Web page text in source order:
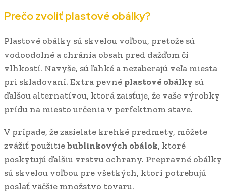
Prečo zvoliť plastové obálky?
Plastové obálky sú skvelou voľbou, pretože sú
vodoodolné a chránia obsah pred dažďom či
vlhkostí. Navyše, sú ľahké a nezaberajú veľa miesta
pri skladovaní. Extra pevné plastové obálky sú
ďalšou alternatívou, ktorá zaisťuje, že vaše výrobky
prídu na miesto určenia v perfektnom stave.
V prípade, že zasielate krehké predmety, môžete
zvážiť použitiebublinkových obálok, ktoré
poskytujú ďalšiu vrstvu ochrany. Prepravné obálky
sú skvelou voľbou pre všetkých, ktorí potrebujú
poslať väčšie množstvo tovaru.